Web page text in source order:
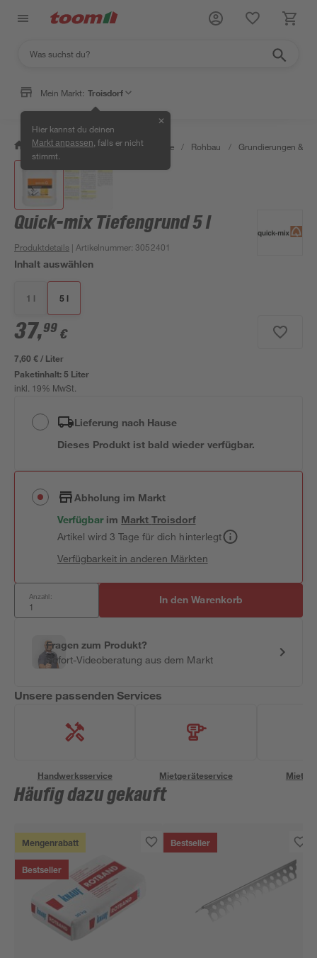
Mein Markt: Troisdorf
Hier kannst du deinen
Markt anpassen , falls er nicht
stimmt.
✕
/ Bauen & Renovieren / Baustoffe / Rohbau / Grundierungen &
Quick-mix Tiefengrund 5 l
Produktdetails | Artikelnummer:3052401
Inhalt auswählen
1 l 5 l
37,99 €
7,60 € / Liter
Paketinhalt:5 Liter
inkl. 19% MwSt.
Lieferung nach Hause
Dieses Produkt ist bald wieder verfügbar.
Abholung im Markt
Verfügbar im MarktTroisdorf
Artikel wird 3 Tage für dich hinterlegt
Verfügbarkeit in anderen Märkten
Anzahl: In den Warenkorb
Fragen zum Produkt?
Sofort-Videoberatung aus dem Markt
Unsere passenden Services
Handwerksservice Mietgeräteservice
Häufig dazu gekauft
Mengenrabatt
Bestseller
Bestseller